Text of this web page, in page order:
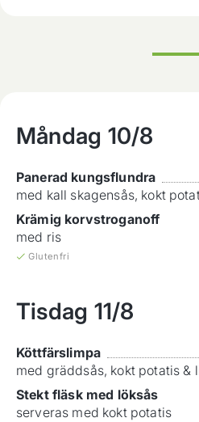
Måndag 10/8
Panerad kungsflundra
med kall skagensås, kokt
Krämig korvstroganoff
med ris
Glutenfri
Tisdag 11/8
Köttfärslimpa
med gräddsås, kokt potatis &
Stekt fläsk med löksås
serveras med kokt potatis